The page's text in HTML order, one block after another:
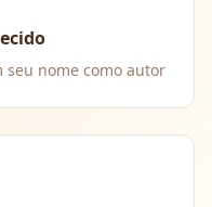
seu nome como autor